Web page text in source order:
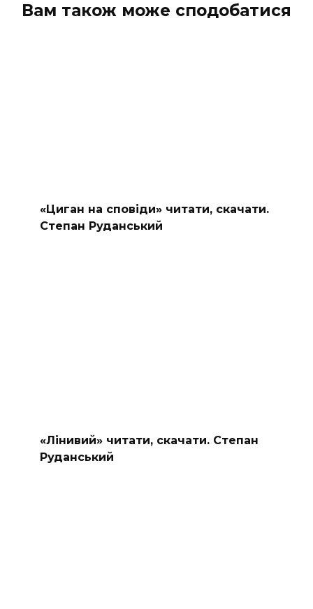
Вам також може сподобатися
«Циган на сповіди» читати, скачати.
Степан Руданський
«Лінивий» читати, скачати. Степан
Руданський